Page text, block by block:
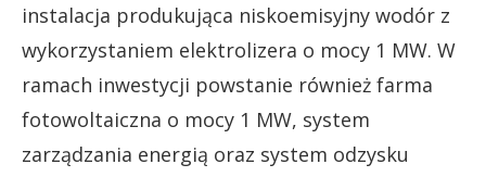
instalacja produkująca niskoemisyjny wodór z
wykorzystaniem elektrolizera o mocy 1 MW. W
ramach inwestycji powstanie również farma
fotowoltaiczna o mocy 1 MW, system
zarządzania energią oraz system odzysku